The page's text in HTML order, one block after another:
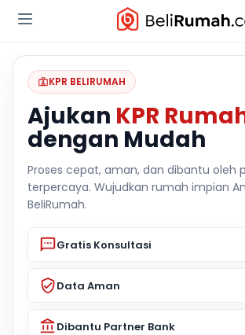
KPR BELIRUMAH
Ajukan KPR
dengan Mudah
Proses cepat, aman, dan dibantu oleh
terpercaya. Wujudkan rumah impian
BeliRumah.
Gratis Konsultasi
Data Aman
Dibantu Partner Bank